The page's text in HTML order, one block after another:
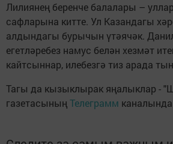
Лилиянең беренче балалары –
сафларына китте. Ул Казандагы
алдындагы бурычын үтәячәк.
егетләребез намус белән хезмәт
кайтсыннар, илебезгә тиз арада
Тагы да кызыклырак яңалыклар -
газетасыныңТелеграмм каналында